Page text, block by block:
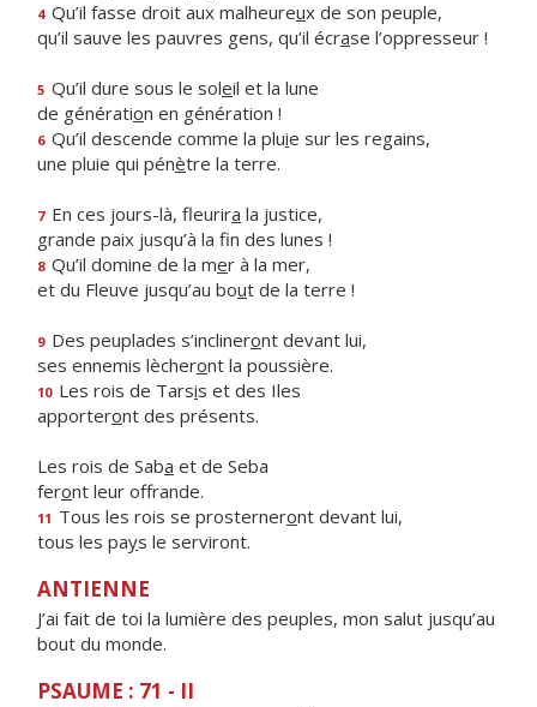
4 Qu’il fasse droit aux malheureux de son peuple,
qu’il sauve les pauvres gens, qu’il écrase l’oppresseur !
5 Qu’il dure sous le soleil et la lune
de génération en génération !
6 Qu’il descende comme la pluie sur les regains,
une pluie qui pénètre la terre.
7 En ces jours-là, fleurira la justice,
grande paix jusqu’à la fn des lunes !
8 Qu’il domine de la mer à la mer,
et du Fleuve jusqu’au bout de la terre !
9 Des peuplades s’inclineront devant lui,
ses ennemis lècheront la poussière.
10 Les rois de Tarsis et des Iles
apporteront des présents.
Les rois de Saba et de Seba
feront leur offrande.
11 Tous les rois se prosterneront devant lui,
tous les pays le serviront.
ANTIENNE
J’ai fait de toi la lumière des peuples, mon salut jusqu’au
bout du monde.
PSAUME : 71 - II